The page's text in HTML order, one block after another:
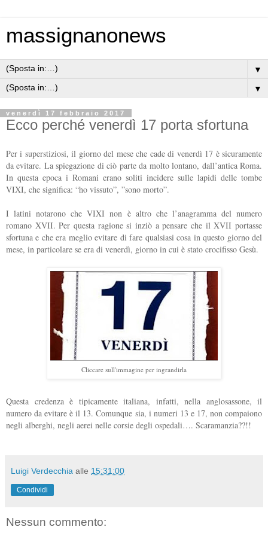
massignanonews
▼
▼
venerdì 17 febbraio 2017
Ecco perché venerdì 17 porta sfortuna
Per i superstiziosi, il giorno del mese che cade di venerdì 17 è sicuramente
da evitare. La spiegazione di ciò parte da molto lontano, dall’antica Roma.
In questa epoca i Romani erano soliti incidere sulle lapidi delle tombe
VIXI, che significa: “ho vissuto”, ”sono morto”.
I latini notarono che VIXI non è altro che l’anagramma del numero
romano XVII. Per questa ragione si inziò a pensare che il XVII portasse
sfortuna e che era meglio evitare di fare qualsiasi cosa in questo giorno del
mese, in particolare se era di venerdì, giorno in cui è stato crocifisso Gesù.
Cliccare sull'immagine per ingrandirla
Questa credenza è tipicamente italiana, infatti, nella anglosassone, il
numero da evitare è il 13. Comunque sia, i numeri 13 e 17, non compaiono
negli alberghi, negli aerei nelle corsie degli ospedali…. Scaramanzia??!!
Luigi Verdecchia alle 15:31:00
Condividi
Nessun commento: